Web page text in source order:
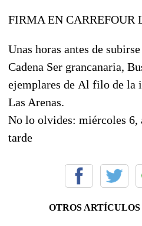
FIRMA EN CARREFOUR
Unas horas antes de
Cadena Ser grancanaria,
ejemplares de Al filo de la
Las Arenas.
No lo olvides: miércoles 6,
tarde
OTROS